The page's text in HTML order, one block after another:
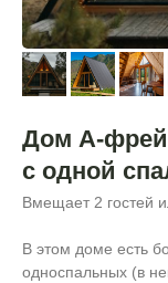
Дом А-
с одной
Вмещает 2 гостей
В этом доме есть
односпальных (в